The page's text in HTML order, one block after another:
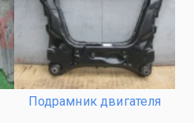
Подрамник двигателя